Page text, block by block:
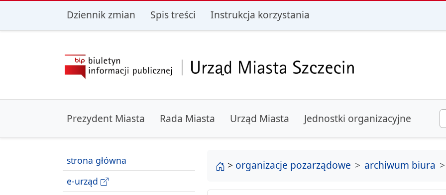
przejdź do głównego menu przejdź do treści
Dziennik zmian Spis treści Instrukcja korzystania
Prezydent Miasta Rada Miasta Urząd Miasta Jednostki organizacyjne
strona główna
e-urząd
strona główna
> organizacje pozarządowe archiwum biura